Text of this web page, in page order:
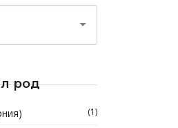
род
(1)